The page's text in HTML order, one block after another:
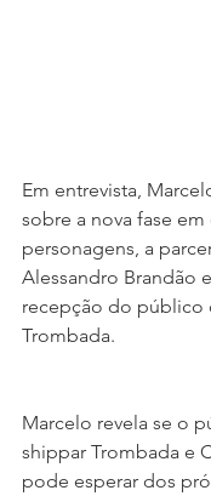
Em entrevista,
sobre a nova fase
personagens, a
Alessandro Brandão
recepção do público
Trombada.
Marcelo revela se o
shippar Trombada e
pode esperar dos